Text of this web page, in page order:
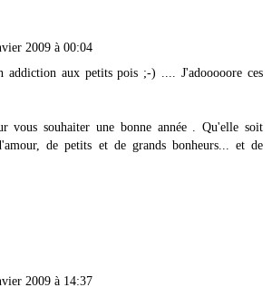
2009 à 00:04
addiction aux petits pois ;-) .... J'adooooore ces
vous souhaiter une bonne année . Qu'elle soit
de petits et de grands bonheurs... et de
2009 à 14:37